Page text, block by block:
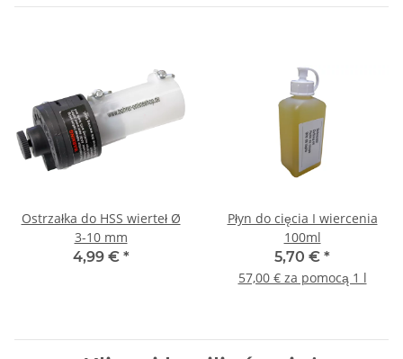
Ostrzałka do HSS wierteł Ø
3-10 mm
4,99 € *
Płyn do cięcia I wiercenia
100ml
5,70 € *
57,00 € za pomocą 1 l